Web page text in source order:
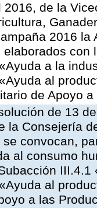
2016, de la
2016
a la
al
de Apoyo
de 13
la Consejería
convocan,
al consumo
al
a las